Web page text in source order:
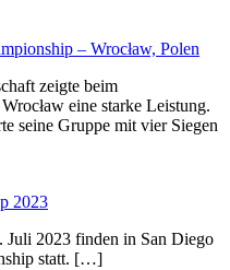
– Wrocław, Polen
zeigte beim
eine starke Leistung.
seine Gruppe mit vier Siegen
2023
Juli 2023 finden in San Diego
statt. […]